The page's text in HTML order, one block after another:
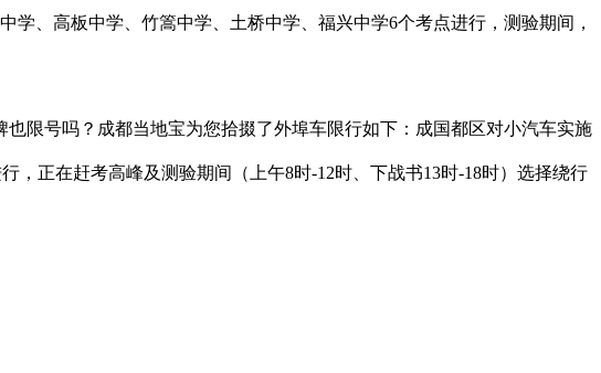
、高板中学、竹篙中学、土桥中学、福兴中学6个考点进行，测验期间，
限号吗？成都当地宝为您拾掇了外埠车限行如下：成国都区对小汽车实施
，正在赶考高峰及测验期间（上午8时-12时、下战书13时-18时）选择绕行